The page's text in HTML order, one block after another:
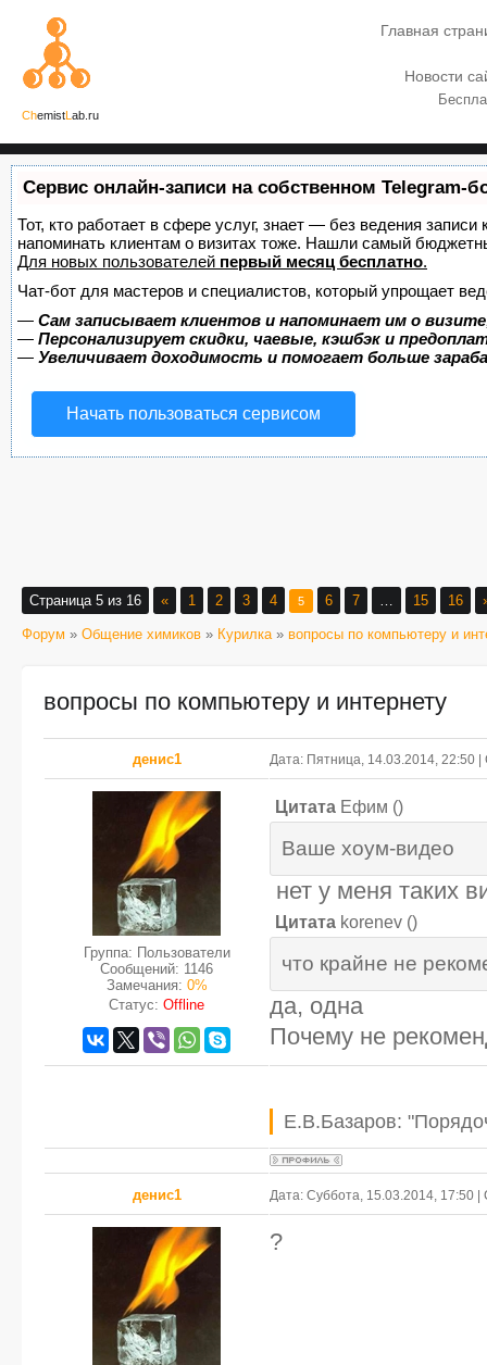
ChemistL ab.ru
Главная
Новости
Сервис онлайн-записи на собственном Telegram-
Тот, кто работает в сфере услуг, знает — без ведения
напоминать клиентам о визитах тоже. Нашли самый
Для новых пользователей первый месяц бесплатно.
Чат-бот для мастеров и специалистов, который упрощает
— Сам записывает клиентов и напоминает им о
— Персонализирует скидки, чаевые, кэшбэк и
— Увеличивает доходимость и помогает больше
Начать пользоваться сервисом
Страница 5 из 16 « 1 2 3 4 5 6 7 15 16
Форум » Общение химиков » Курилка » вопросы по компьютеру и
вопросы по компьютеру и интернету
денис1 Дата: Пятница, 14.03.2014, 22:50
Группа: Пользователи
Сообщений: 1146
Замечания: 0%
Статус: Offline
Цитата Ефим ()
Ваше хоум-видео
нет у меня таких
Цитата korenev ()
что крайне не
да, одна
Почему не
Е.В.Базаров:
денис1 Дата: Суббота, 15.03.2014, 17:50
?